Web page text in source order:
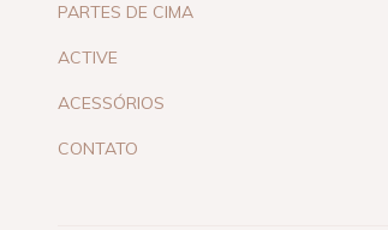
PARTES DE CIMA
ACTIVE
ACESSÓRIOS
CONTATO